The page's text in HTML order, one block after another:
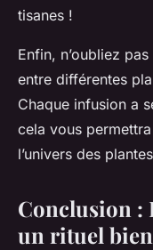
tisanes !
Enfin, n’oubliez
entre différentes
Chaque infusion a
cela vous
l’univers des
Conclusion :
un rituel